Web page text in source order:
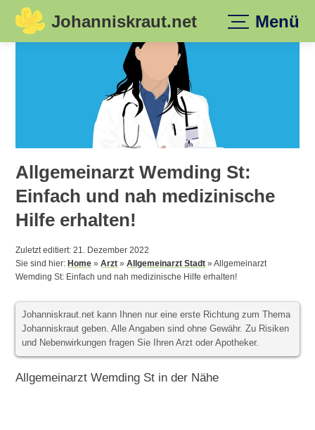
Skip
Johanniskraut.net Menü
Allgemeinarzt Wemding St:
Einfach und nah medizinische
Hilfe erhalten!
Zuletzt editiert: 21. Dezember 2022
Sie sind hier:Home »Arzt »Allgemeinarzt Stadt »Allgemeinarzt
Wemding St: Einfach und nah medizinische Hilfe erhalten!
Johanniskraut.net kann Ihnen nur eine erste Richtung zum Thema
Johanniskraut geben. Alle Angaben sind ohne Gewähr. Zu Risiken
und Nebenwirkungen fragen Sie Ihren Arzt oder Apotheker.
Allgemeinarzt Wemding St in der Nähe